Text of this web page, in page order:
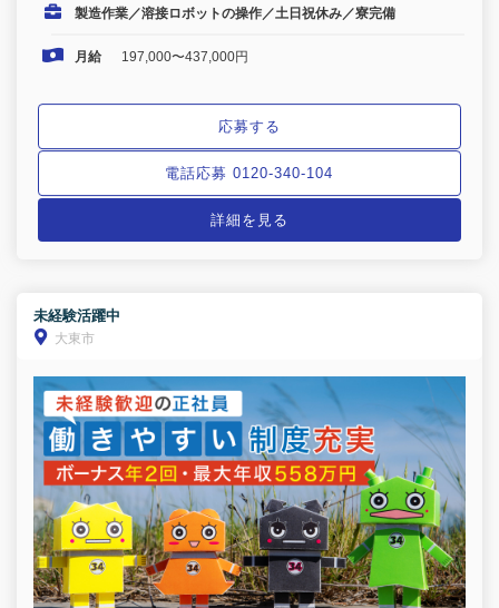
製造作業／溶接ロボットの操作／土日祝休み／寮完備
月給 197,000〜437,000円
応募する
電話応募 0120-340-104
詳細を見る
未経験活躍中
大東市